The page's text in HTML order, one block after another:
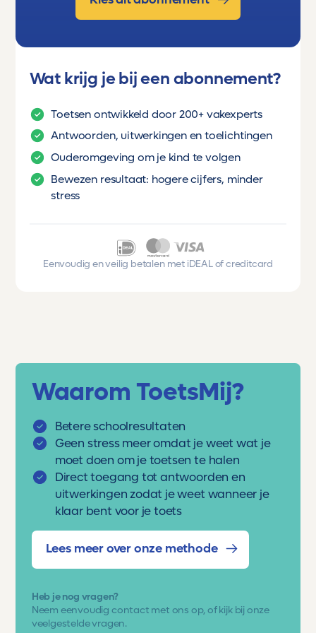
Wat krijg je bij een abonnement?
Toetsen ontwikkeld door 200+ vakexperts
Antwoorden, uitwerkingen en toelichtingen
Ouderomgeving om je kind te volgen
Bewezen resultaat: hogere cijfers, minder
stress
Eenvoudig en veilig betalen met iDEAL of creditcard
Waarom ToetsMij?
Betere schoolresultaten
Geen stress meer omdat je weet wat je
moet doen om je toetsen te halen
Direct toegang tot antwoorden en
uitwerkingen zodat je weet wanneer je
klaar bent voor je toets
Lees meer over onze methode
Heb je nog vragen?
Neem eenvoudig contact met ons op, of kijk bij onze
veelgestelde vragen.